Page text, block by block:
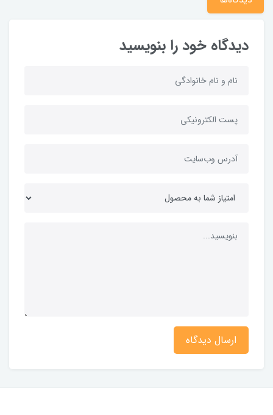
دیدگاه خود را بنویسید
ارسال دیدگاه